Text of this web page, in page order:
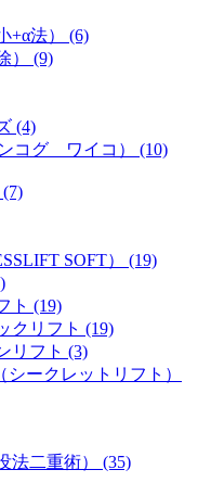
+α法） (6)
） (9)
(4)
コグ ワイコ） (10)
SOFT） (19)
ト (19)
クリフト (19)
リフト (3)
ークレットリフト）
法二重術） (35)